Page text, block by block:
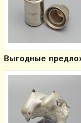
Выгодные